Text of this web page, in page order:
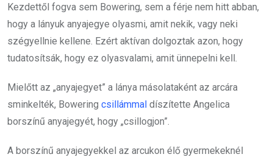
Kezdettől fogva sem Bowering, sem a férje nem hitt abban,
hogy a lányuk anyajegye olyasmi, amit nekik, vagy neki
szégyellnie kellene. Ezért aktívan dolgoztak azon, hogy
tudatosítsák, hogy ez olyasvalami, amit ünnepelni kell.
Mielőtt az „anyajegyet” a lánya másolataként az arcára
sminkelték, Bowering csillámmal díszítette Angelica
borszínű anyajegyét, hogy „csillogjon”.
A borszínű anyajegyekkel az arcukon élő gyermekeknél